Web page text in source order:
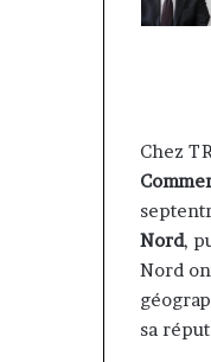
Chez
Nord,
Nord
sa